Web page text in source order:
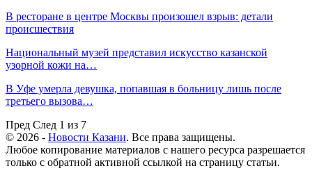
В ресторане в центре Москвы произошел взрыв: детали
происшествия
Национальный музей представил искусство казанской
узорной кожи на…
В Уфе умерла девушка, попавшая в больницу лишь после
третьего вызова…
Пред След 1 из 7
© 2026 - Новости Казани. Все права защищены.
Любое копирование материалов с нашего ресурса разрешается
только с обратной активной ссылкой на страницу статьи.